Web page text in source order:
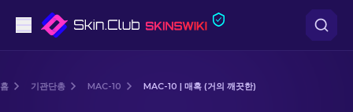
홈 기관단총 MAC-10 MAC-10 | 매혹 (거의 깨끗한)